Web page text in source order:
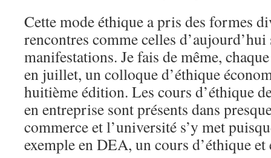
Cette mode éthique a pris des formes
rencontres comme celles d’aujourd’hui
manifestations. Je fais de même,
en juillet, un colloque d’éthique
huitième édition. Les cours d’éthique
en entreprise sont présents dans
commerce et l’université s’y met
exemple en DEA, un cours d’éthique